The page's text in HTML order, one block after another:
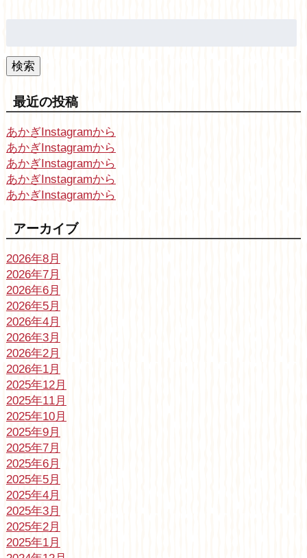
検索
最近の投稿
あかぎInstagramから
あかぎInstagramから
あかぎInstagramから
あかぎInstagramから
あかぎInstagramから
アーカイブ
2026年8月
2026年7月
2026年6月
2026年5月
2026年4月
2026年3月
2026年2月
2026年1月
2025年12月
2025年11月
2025年10月
2025年9月
2025年7月
2025年6月
2025年5月
2025年4月
2025年3月
2025年2月
2025年1月